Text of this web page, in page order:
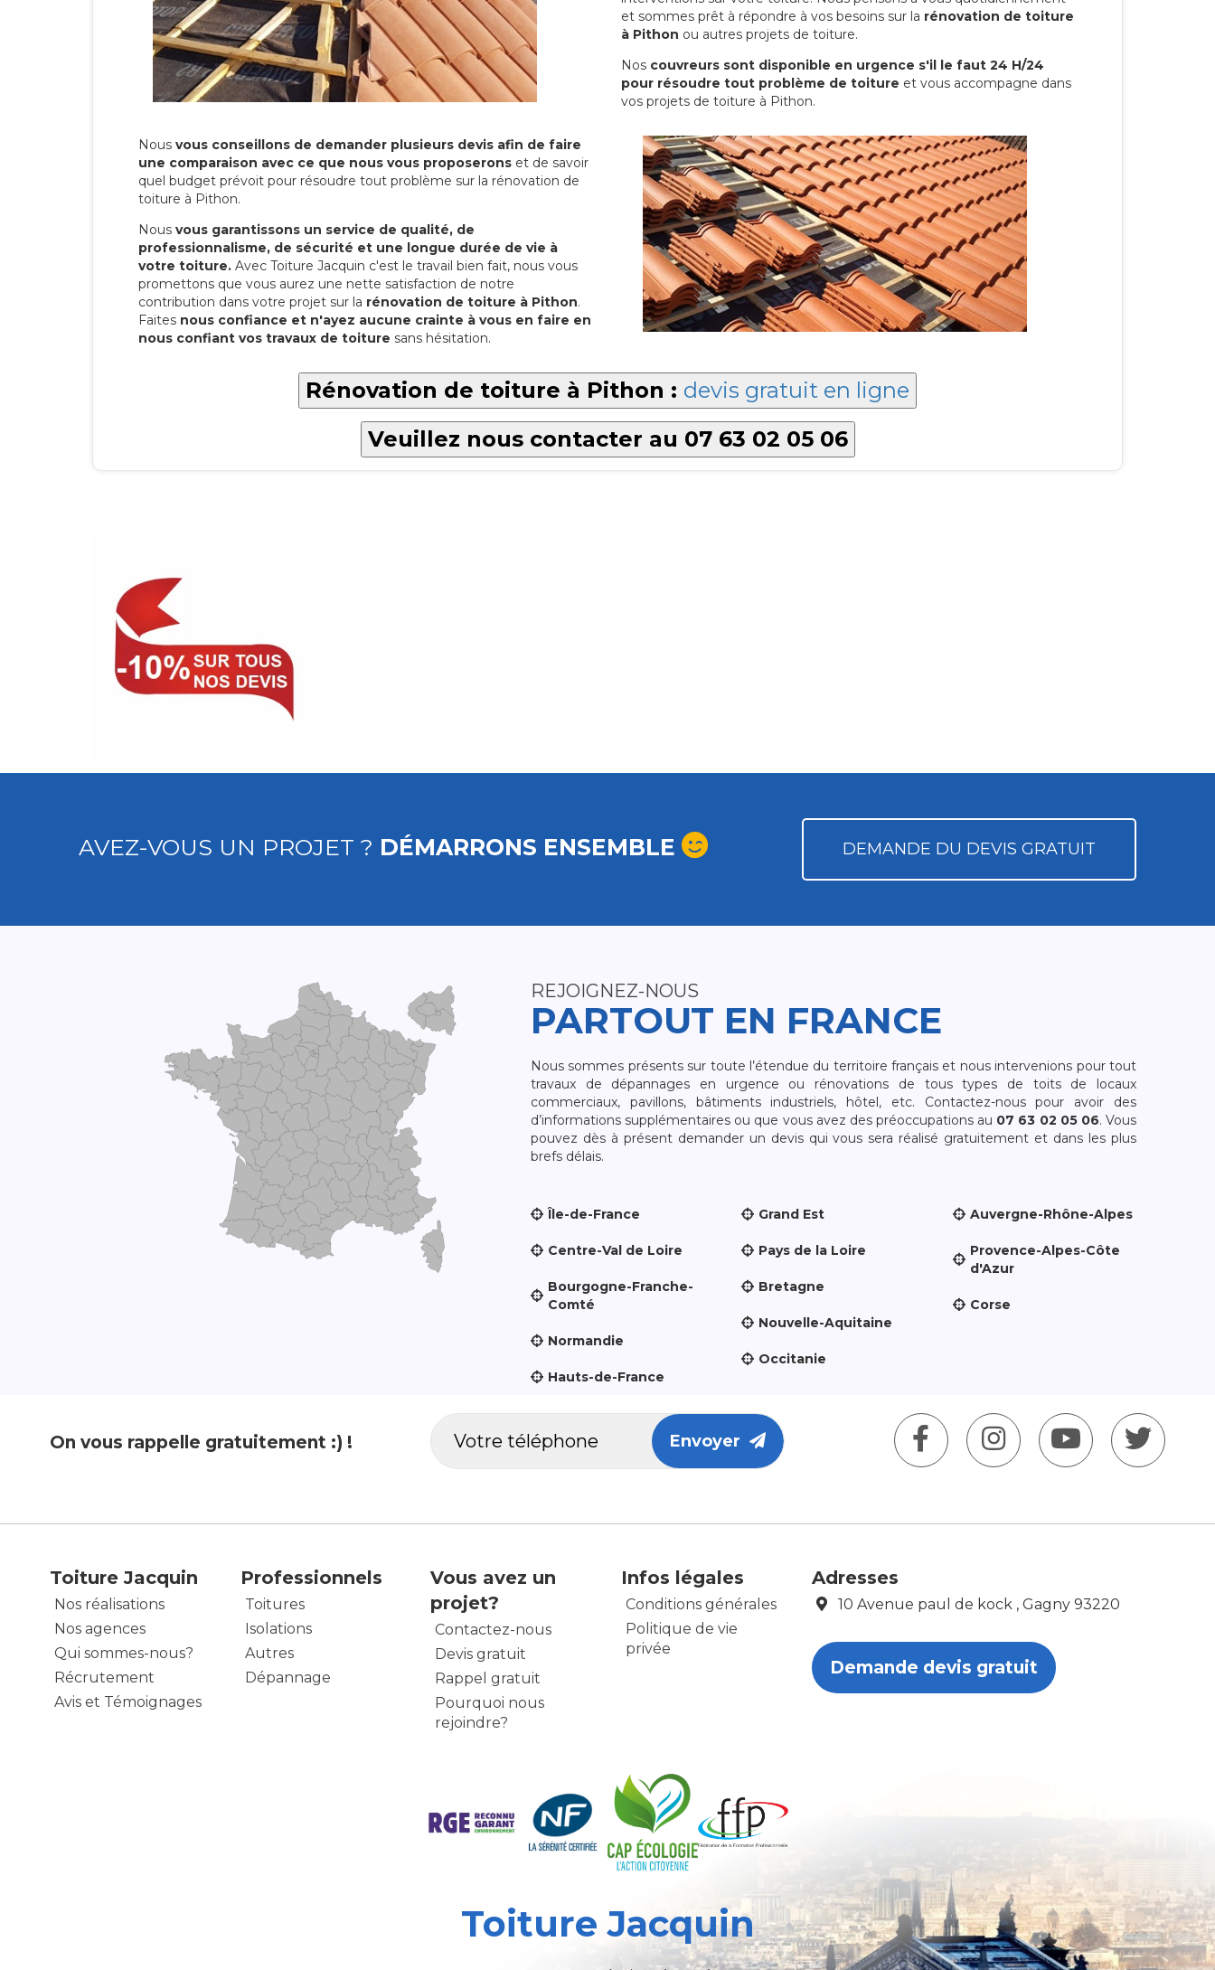
et sommes prêt à répondre à vos besoins sur la rénovation de toiture
à Pithon ou autres projets de toiture.
Nos couvreurs sont disponible en urgence s'il le faut 24 H/24
pour résoudre tout problème de toiture et vous accompagne dans
vos projets de toiture à Pithon.
Nous vous conseillons de demander plusieurs devis afin de faire
une comparaison avec ce que nous vous proposerons et de savoir
quel budget prévoit pour résoudre tout problème sur la rénovation de
toiture à Pithon.
Nous vous garantissons un service de qualité, de
professionnalisme, de sécurité et une longue durée de vie à
votre toiture. Avec Toiture Jacquin c'est le travail bien fait, nous vous
promettons que vous aurez une nette satisfaction de notre
contribution dans votre projet sur la rénovation de toiture à Pithon.
Faites nous confiance et n'ayez aucune crainte à vous en faire en
nous confiant vos travaux de toiture sans hésitation.
Rénovation de toiture à Pithon : devis gratuit en ligne
Veuillez nous contacter au 07 63 02 05 06
AVEZ-VOUS UN PROJET ? DÉMARRONS ENSEMBLE DEMANDE DU DEVIS GRATUIT
REJOIGNEZ-NOUS
PARTOUT EN FRANCE
Nous sommes présents sur toute l’étendue du territoire français et nous intervenions pour tout
travaux de dépannages en urgence ou rénovations de tous types de toits de locaux
commerciaux, pavillons, bâtiments industriels, hôtel, etc. Contactez-nous pour avoir des
d’informations supplémentaires ou que vous avez des préoccupations au 07 63 02 05 06. Vous
pouvez dès à présent demander un devis qui vous sera réalisé gratuitement et dans les plus
brefs délais.
Île-de-France
Centre-Val de Loire
Bourgogne-Franche-
Comté
Normandie
Hauts-de-France
Grand Est
Pays de la Loire
Bretagne
Nouvelle-Aquitaine
Occitanie
Auvergne-Rhône-Alpes
Provence-Alpes-Côte
d'Azur
Corse
On vous rappelle gratuitement :) ! Envoyer
Toiture Jacquin
Nos réalisations
Nos agences
Qui sommes-nous?
Récrutement
Avis et Témoignages
Professionnels
Toitures
Isolations
Autres
Dépannage
Vous avez un
projet?
Contactez-nous
Devis gratuit
Rappel gratuit
Pourquoi nous
rejoindre?
Infos légales
Conditions générales
Politique de vie
privée
Adresses
10 Avenue paul de kock , Gagny 93220
Demande devis gratuit
Toiture Jacquin